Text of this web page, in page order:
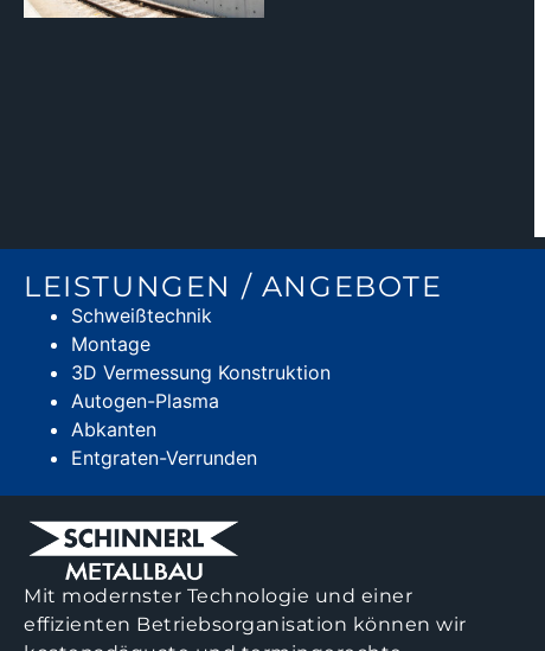
LEISTUNGEN / ANGEBOTE
Schweißtechnik
Montage
3D Vermessung Konstruktion
Autogen-Plasma
Abkanten
Entgraten-Verrunden
Mit modernster Technologie und einer
effizienten Betriebsorganisation können wir